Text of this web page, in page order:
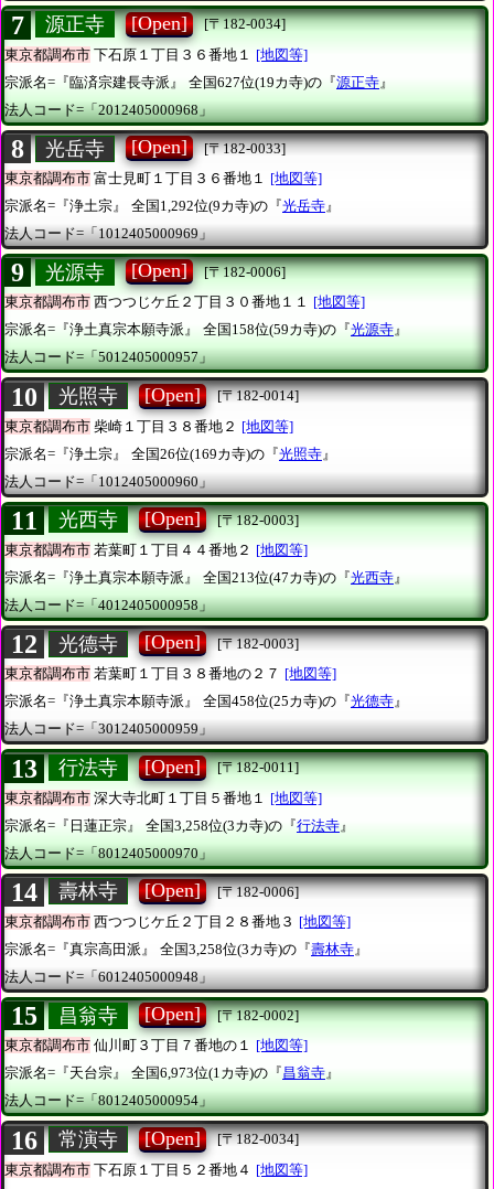
7 源正寺 [Open]
[〒182-0034]
東京都調布市 下石原１丁目３６番地１
[地図等]
宗派名=『臨済宗建長寺派』
全国627位(19カ寺)の『源正寺 』
法人コード=「2012405000968」
8 光岳寺 [Open]
[〒182-0033]
東京都調布市 富士見町１丁目３６番地１ [地図等]
宗派名=『浄土宗』
全国1,292位(9カ寺)の『光岳寺』
法人コード=「1012405000969」
9 光源寺 [Open]
[〒182-0006]
東京都調布市 西つつじケ丘２丁目３０番地１１ [地図等]
宗派名=『浄土真宗本願寺派』
全国158位(59カ寺)の『光源寺』
法人コード=「5012405000957」
10 光照寺 [Open]
[〒182-0014]
東京都調布市 柴崎１丁目３８番地２ [地図等]
宗派名=『浄土宗』
全国26位(169カ寺)の『光照寺 』
法人コード=「1012405000960」
11 光西寺 [Open]
[〒182-0003]
東京都調布市 若葉町１丁目４４番地２ [地図等]
宗派名=『浄土真宗本願寺派』
全国213位(47カ寺)の『光西寺 』
法人コード=「4012405000958」
12 光德寺 [Open]
[〒182-0003]
東京都調布市 若葉町１丁目３８番地の２７ [地図等]
宗派名=『浄土真宗本願寺派』
全国458位(25カ寺)の『光德寺』
法人コード=「3012405000959」
13 行法寺 [Open]
[〒182-0011]
東京都調布市 深大寺北町１丁目５番地１
[地図等]
宗派名=『日蓮正宗』
全国3,258位(3カ寺)の『行法寺 』
法人コード=「8012405000970」
14 壽林寺 [Open]
[〒182-0006]
東京都調布市 西つつじケ丘２丁目２８番地３ [地図等]
宗派名=『真宗高田派』
全国3,258位(3カ寺)の『壽林寺 』
法人コード=「6012405000948」
15 昌翁寺 [Open]
[〒182-0002]
東京都調布市 仙川町３丁目７番地の１ [地図等]
宗派名=『天台宗』
全国6,973位(1カ寺)の『昌翁寺』
法人コード=「8012405000954」
16 常演寺 [Open]
[〒182-0034]
東京都調布市 下石原１丁目５２番地４ [地図等]